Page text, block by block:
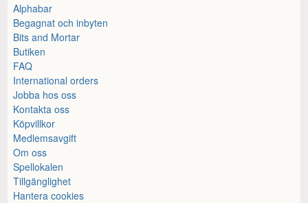
Alphabar
Begagnat och inbyten
Bits and Mortar
Butiken
FAQ
International orders
Jobba hos oss
Kontakta oss
Köpvillkor
Medlemsavgift
Om oss
Spellokalen
Tillgänglighet
Hantera cookies